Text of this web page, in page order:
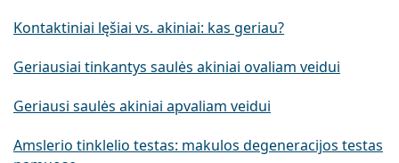
Kontaktiniai lęšiai vs. akiniai: kas geriau?
Geriausiai tinkantys saulės akiniai ovaliam veidui
Geriausi saulės akiniai apvaliam veidui
Amslerio tinklelio testas: makulos degeneracijos testas